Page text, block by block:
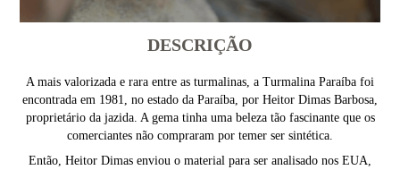
DESCRIÇÃO
A mais valorizada e rara entre as turmalinas, a Turmalina Paraíba foi
encontrada em 1981, no estado da Paraíba, por Heitor Dimas Barbosa,
proprietário da jazida. A gema tinha uma beleza tão fascinante que os
comerciantes não compraram por temer ser sintética.
Então, Heitor Dimas enviou o material para ser analisado nos EUA,